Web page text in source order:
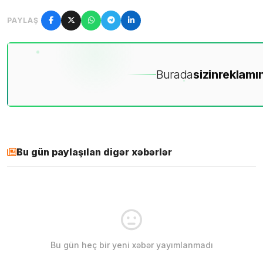
PAYLAŞ
Buradasizin
Bu gün paylaşılan digər xəbərlər
Bu gün heç bir yeni xəbər yayımlanmadı